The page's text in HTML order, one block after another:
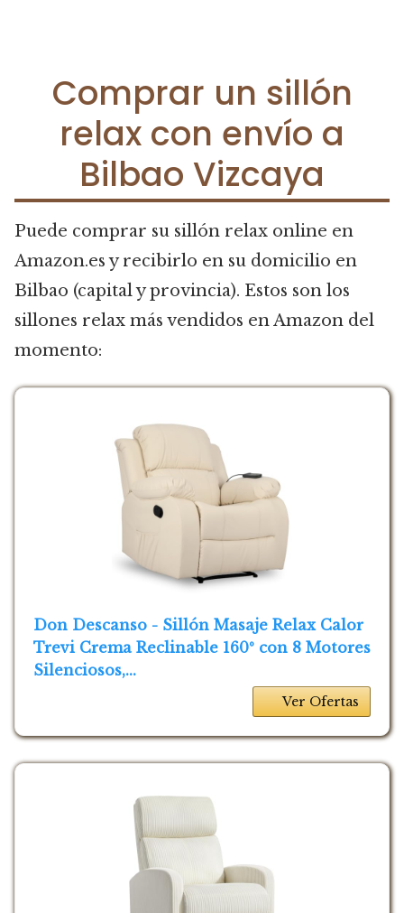
Comprar un sillón
relax con envío a
Bilbao Vizcaya
Puede comprar su sillón relax online en
Amazon.es y recibirlo en su domicilio en
Bilbao (capital y provincia). Estos son los
sillones relax más vendidos en Amazon del
momento:
Don Descanso - Sillón Masaje Relax Calor
Trevi Crema Reclinable 160º con 8 Motores
Silenciosos,...
Ver Ofertas